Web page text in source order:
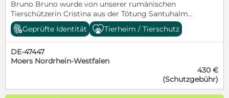
Bruno Bruno wurde von unserer rumänischen
Tierschützerin Cristina aus der Tötung Santuhalm
gerettet. Er ist freundlich und problemlos mit
Artgenossen verträglich, ein richtiger Sonnenschein.
Bruno liebt es im Wasser herumzuplanschen. Er
wurde im Januar 2024 geboren. Bruno reist
kastriert, gechipt, geimpft und gegen Parasiten
Geprüfte Identität Tierheim / Tierschutz
DE-47447
Moers Nordrhein-Westfalen
430 €
(Schutzgebühr)